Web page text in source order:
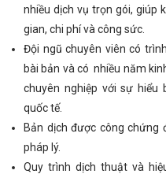
nhiều dịch vụ trọn gói, giúp
gian, chi phí và công sức.
Đội ngũ chuyên viên có
bài bản và có nhiều năm
chuyên nghiệp với sự hiểu
quốc tế.
Bản dịch được công
pháp lý.
Quy trình dịch thuật và